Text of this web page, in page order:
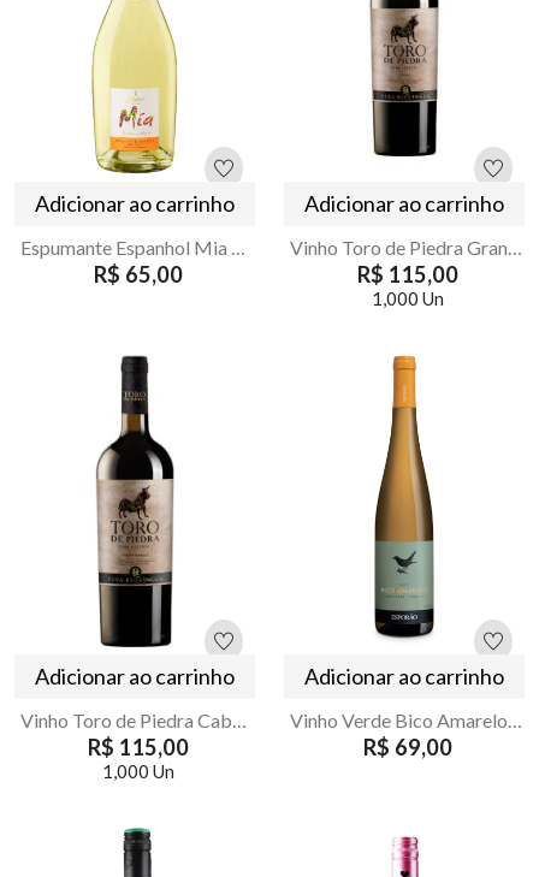
Adicionar ao carrinho
R$ 65,00
Adicionar ao carrinho
R$ 115,00
1,000 Un
Adicionar ao carrinho
Vinho Toro de Piedra Cabernet Sauvignon Gran Reserva 750ml
R$ 115,00
1,000 Un
Adicionar ao carrinho
Vinho Verde Bico Amarelo Esporao 750ml
R$ 69,00